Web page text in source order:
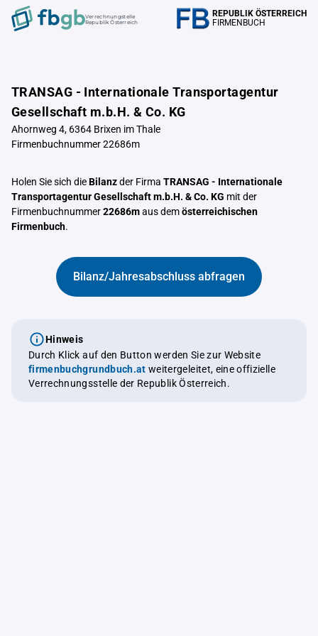
Verrechnungstelle
Republik Österreich
REPUBLIK ÖSTERREICH
FIRMENBUCH
TRANSAG - Internationale Transportagentur
Gesellschaft m.b.H. & Co. KG
Ahornweg 4, 6364 Brixen im Thale
Firmenbuchnummer 22686m
Holen Sie sich dieBilanzder Firma TRANSAG - Internationale
Transportagentur Gesellschaft m.b.H. & Co. KG mit der
Firmenbuchnummer22686maus demösterreichischen
Firmenbuch.
Bilanz/Jahresabschluss abfragen
Hinweis
Durch Klick auf den Button werden Sie zur Website
firmenbuchgrundbuch.at weitergeleitet, eine offizielle
Verrechnungsstelle der Republik Österreich.